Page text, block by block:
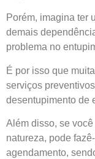
Porém, imagina ter
demais
problema no
É por isso que
serviços
desentupimento de
Além disso, se
natureza, pode
agendamento,